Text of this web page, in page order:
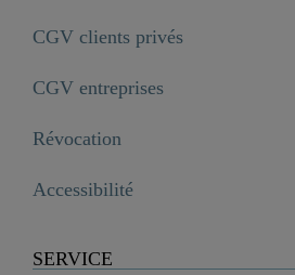
CGV clients privés
CGV entreprises
Révocation
Accessibilité
SERVICE